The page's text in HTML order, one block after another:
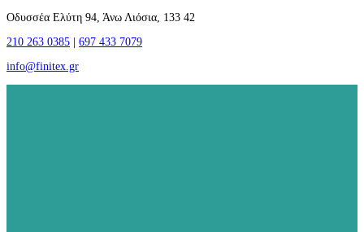
Οδυσσέα Ελύτη 94, Άνω Λιόσια, 133 42
210 263 0385
697 433 7079
info@finitex.gr